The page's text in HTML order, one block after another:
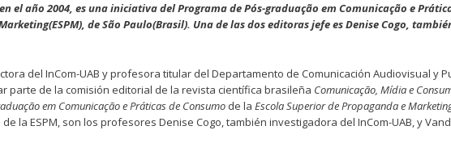
año 2004, es una iniciativa del Programa de Pós-graduação em Comunicação e
de São Paulo(Brasil). Una de las dos editoras jefe es Denise Cogo,
del InCom-UAB y profesora titular del Departamento de Comunicación Audiovisual y
parte de la comisión editorial de la revista científica brasileña Comunicação, Mídia e
em Comunicação e Práticas de Consumo de la Escola Superior de Propaganda e
la ESPM, son los profesores Denise Cogo, también investigadora del InCom-UAB, y